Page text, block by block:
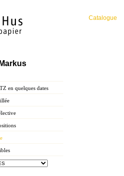
Catalogue
en quelques dates